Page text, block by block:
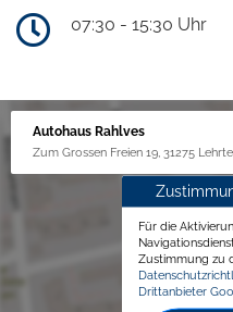
07:30 - 15:30 Uhr
Autohaus Rahlves
Zum Grossen Freien 19, 31275
Für die
Zustimmung zu
Drittanbieter